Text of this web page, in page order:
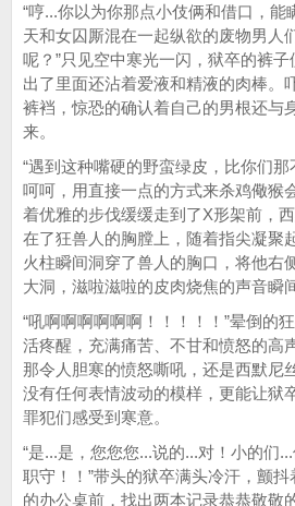
“哼...你以为你那点小伎俩和借口，能
天和女囚厮混在一起纵欲的废物男人
呢？”只见空中寒光一闪，狱卒的裤
出了里面还沾着爱液和精液的肉棒。
裤裆，惊恐的确认着自己的男根还与
来。
“遇到这种嘴硬的野蛮绿皮，比你们
呵呵，用直接一点的方式来杀鸡儆猴
着优雅的步伐缓缓走到了X形架前，
在了狂兽人的胸膛上，随着指尖凝聚
火柱瞬间洞穿了兽人的胸口，将他右
大洞，滋啦滋啦的皮肉烧焦的声音瞬
“吼啊啊啊啊啊啊！！！！！”晕倒的
活疼醒，充满痛苦、不甘和愤怒的高
那令人胆寒的愤怒嘶吼，还是西默尼
没有任何表情波动的模样，更能让狱
罪犯们感受到寒意。
“是...是，您您您...说的...对！小的们
职守！！”带头的狱卒满头冷汗，颤
的办公桌前，找出两本记录恭恭敬敬